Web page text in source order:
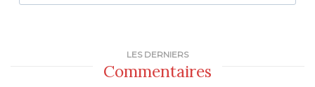
LES DERNIERS
Commentaires